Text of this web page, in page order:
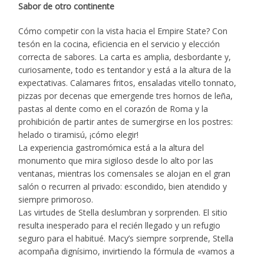
Sabor de otro continente
Cómo competir con la vista hacia el Empire State? Con
tesón en la cocina, eficiencia en el servicio y elección
correcta de sabores. La carta es amplia, desbordante y,
curiosamente, todo es tentandor y está a la altura de la
expectativas. Calamares fritos, ensaladas vitello tonnato,
pizzas por decenas que emergende tres hornos de leña,
pastas al dente como en el corazón de Roma y la
prohibición de partir antes de sumergirse en los postres:
helado o tiramisú, ¡cómo elegir!
La experiencia gastromómica está a la altura del
monumento que mira sigiloso desde lo alto por las
ventanas, mientras los comensales se alojan en el gran
salón o recurren al privado: escondido, bien atendido y
siempre primoroso.
Las virtudes de Stella deslumbran y sorprenden. El sitio
resulta inesperado para el recién llegado y un refugio
seguro para el habitué. Macy’s siempre sorprende, Stella
acompaña dignísimo, invirtiendo la fórmula de «vamos a